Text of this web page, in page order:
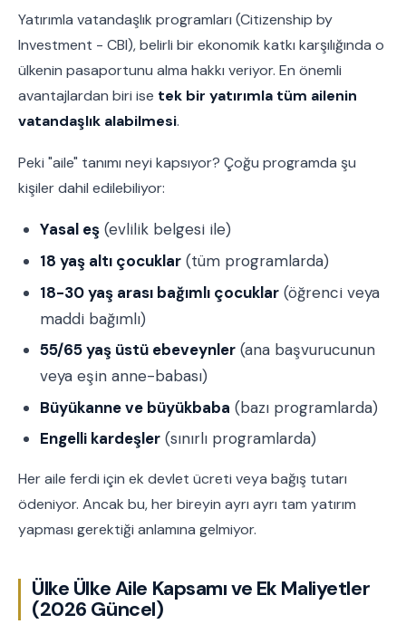
Yatırımla vatandaşlık programları (Citizenship by
Investment - CBI), belirli bir ekonomik katkı karşılığında o
ülkenin pasaportunu alma hakkı veriyor. En önemli
avantajlardan biri ise tek bir yatırımla tüm ailenin
vatandaşlık alabilmesi.
Peki "aile" tanımı neyi kapsıyor? Çoğu programda şu
kişiler dahil edilebiliyor:
Yasal eş (evlilik belgesi ile)
18 yaş altı çocuklar (tüm programlarda)
18-30 yaş arası bağımlı çocuklar (öğrenci veya
maddi bağımlı)
55/65 yaş üstü ebeveynler (ana başvurucunun
veya eşin anne-babası)
Büyükanne ve büyükbaba (bazı programlarda)
Engelli kardeşler (sınırlı programlarda)
Her aile ferdi için ek devlet ücreti veya bağış tutarı
ödeniyor. Ancak bu, her bireyin ayrı ayrı tam yatırım
yapması gerektiği anlamına gelmiyor.
Ülke Ülke Aile Kapsamı ve Ek Maliyetler
(2026 Güncel)